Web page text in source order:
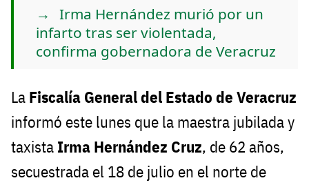
Irma Hernández murió por un
infarto tras ser violentada,
confirma gobernadora de Veracruz
La Fiscalía General del Estado de Veracruz
informó este lunes que la maestra jubilada y
taxista Irma Hernández Cruz, de 62 años,
secuestrada el 18 de julio en el norte de